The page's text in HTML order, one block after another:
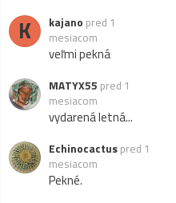
K kajano pred 1
mesiacom
veľmi pekná
MATYX55 pred 1
mesiacom
vydarená letná...
Echinocactus pred 1
mesiacom
Pekné.